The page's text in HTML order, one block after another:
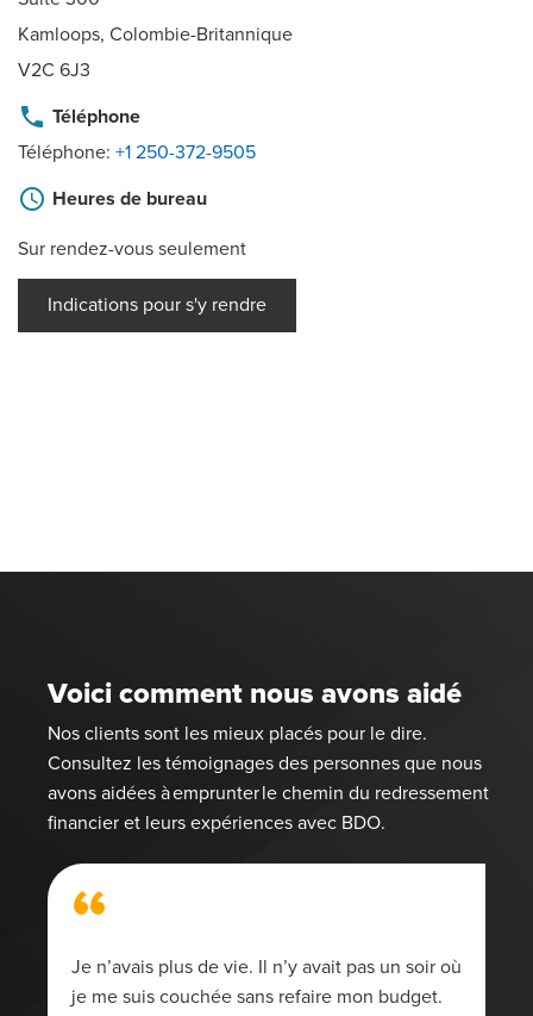
Kamloops, Colombie-Britannique
V2C 6J3
phone Téléphone
Téléphone: +1 250-372-9505
schedule Heures de bureau
Sur rendez-vous seulement
Indications pour s'y rendre
Voici comment nous avons aidé
Nos clients sont les mieux placés pour le dire.
Consultez les témoignages des personnes que nous
avons aidées à emprunter le chemin du redressement
financier et leurs expériences avec BDO.
“
Je n’avais plus de vie. Il n’y avait pas un soir où
je me suis couchée sans refaire mon budget.